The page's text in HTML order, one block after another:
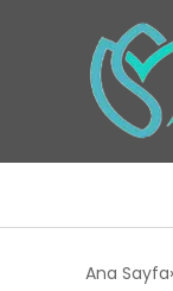
Ana Sayfa